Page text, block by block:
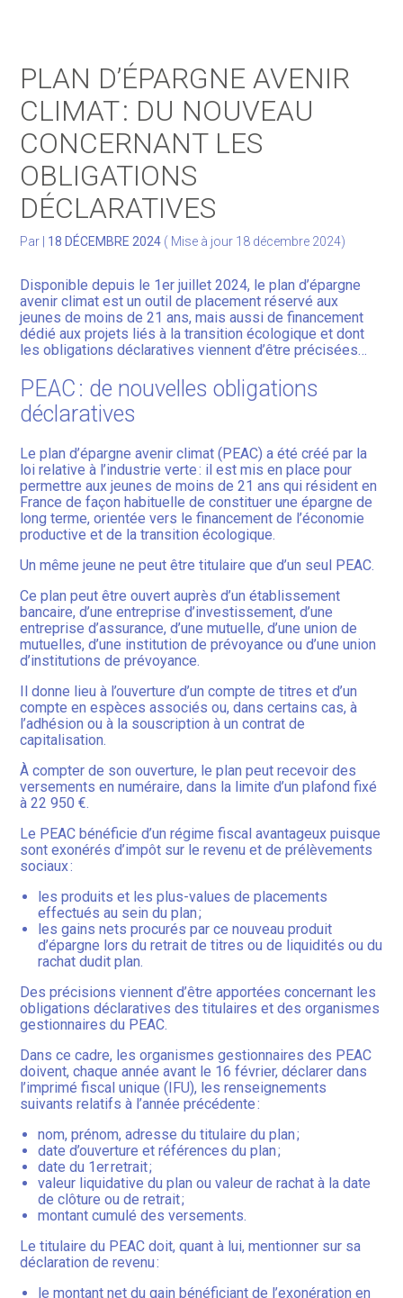
Gérer votre patrimoine
Facturation Électronique
PLAN D’ÉPARGNE AVENIR
CLIMAT : DU NOUVEAU
CONCERNANT LES
OBLIGATIONS
DÉCLARATIVES
Par 18 DÉCEMBRE 2024 ( Mise à jour 18 décembre 2024)
Disponible depuis le 1er juillet 2024, le plan d’épargne
avenir climat est un outil de placement réservé aux
jeunes de moins de 21 ans, mais aussi de financement
dédié aux projets liés à la transition écologique et dont
les obligations déclaratives viennent d’être précisées…
PEAC : de nouvelles obligations
déclaratives
Le plan d’épargne avenir climat (PEAC) a été créé par la
loi relative à l’industrie verte : il est mis en place pour
permettre aux jeunes de moins de 21 ans qui résident en
France de façon habituelle de constituer une épargne de
long terme, orientée vers le financement de l’économie
productive et de la transition écologique.
Un même jeune ne peut être titulaire que d’un seul PEAC.
Ce plan peut être ouvert auprès d’un établissement
bancaire, d’une entreprise d’investissement, d’une
entreprise d’assurance, d’une mutuelle, d’une union de
mutuelles, d’une institution de prévoyance ou d’une union
d’institutions de prévoyance.
Il donne lieu à l’ouverture d’un compte de titres et d’un
compte en espèces associés ou, dans certains cas, à
l’adhésion ou à la souscription à un contrat de
capitalisation.
À compter de son ouverture, le plan peut recevoir des
versements en numéraire, dans la limite d’un plafond fixé
à 22 950 €.
Le PEAC bénéficie d’un régime fiscal avantageux puisque
sont exonérés d’impôt sur le revenu et de prélèvements
sociaux :
les produits et les plus-values de placements
effectués au sein du plan ;
les gains nets procurés par ce nouveau produit
d’épargne lors du retrait de titres ou de liquidités ou du
rachat dudit plan.
Des précisions viennent d’être apportées concernant les
obligations déclaratives des titulaires et des organismes
gestionnaires du PEAC.
Dans ce cadre, les organismes gestionnaires des PEAC
doivent, chaque année avant le 16 février, déclarer dans
l’imprimé fiscal unique (IFU), les renseignements
suivants relatifs à l’année précédente :
nom, prénom, adresse du titulaire du plan ;
date d’ouverture et références du plan ;
date du 1er retrait ;
valeur liquidative du plan ou valeur de rachat à la date
de clôture ou de retrait ;
montant cumulé des versements.
Le titulaire du PEAC doit, quant à lui, mentionner sur sa
déclaration de revenu :
le montant net du gain bénéficiant de l’exonération en